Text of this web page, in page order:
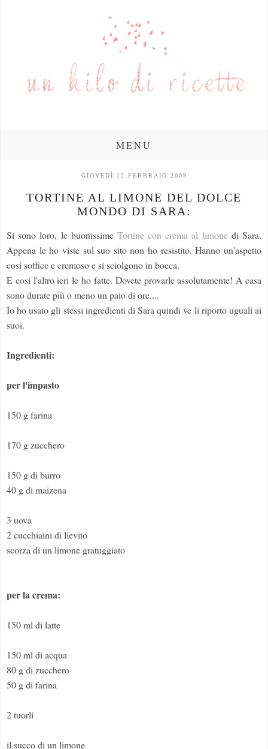
MENU
GIOVEDÌ 12 FEBBRAIO 2009
TORTINE AL LIMONE DEL DOLCE
MONDO DI SARA:
Si sono loro, le buonissime Tortine con crema al limonedi Sara.
Appena le ho viste sul suo sito non ho resistito. Hanno un'aspetto
cosi soffice e cremoso e si sciolgono in bocca.
E cosi l'altro ieri le ho fatte. Dovete provarle assolutamente! A casa
sono durate più o meno un paio di ore....
Io ho usato gli stessi ingredienti di Sara quindi ve li riporto uguali ai
suoi.
Ingredienti:
per l'impasto
150 g farina
170 g zucchero
150 g di burro
40 g di maizena
3 uova
2 cucchiaini di lievito
scorza di un limone gratuggiato
per la crema:
150 ml di latte
150 ml di acqua
80 g di zucchero
50 g di farina
2 tuorli
il succo di un limone